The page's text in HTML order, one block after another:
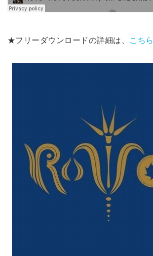
★フリーダウンロードの詳細は、 こちら